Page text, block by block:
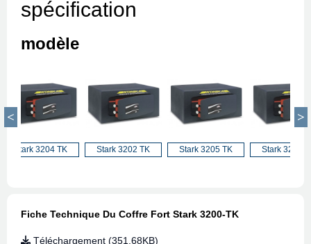
spécification
modèle
Stark 3204 TK Stark 3202 TK Stark 3205 TK Stark 3204
Fiche Technique Du Coffre Fort Stark 3200-TK
Téléchargement (351.68KB)